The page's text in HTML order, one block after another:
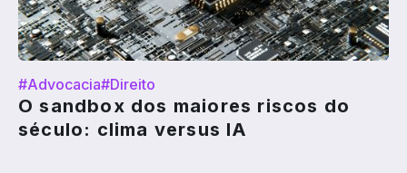
#Advocacia#Direito
O sandbox dos maiores riscos do
século: clima versus IA